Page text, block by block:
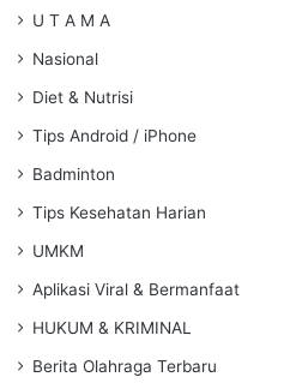
U T A M A
Nasional
Diet & Nutrisi
Tips Android / iPhone
Badminton
Tips Kesehatan Harian
UMKM
Aplikasi Viral & Bermanfaat
HUKUM & KRIMINAL
Berita Olahraga Terbaru